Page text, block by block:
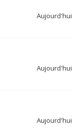
Aujourd'hui
Aujourd'hui
Aujourd'hui